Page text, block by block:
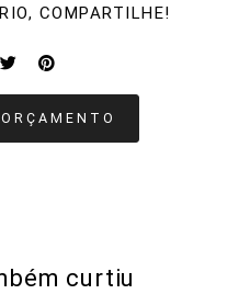
COMPARTILHE!
curtiu